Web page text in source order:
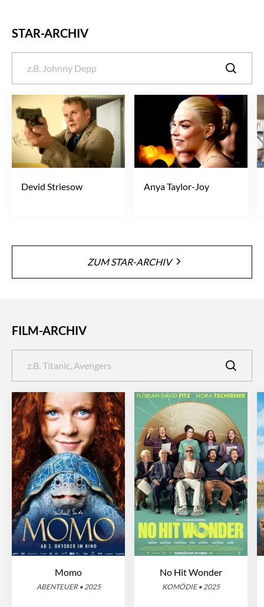
STAR-ARCHIV
Devid Striesow Anya Taylor-Joy
ZUM STAR-ARCHIV
FILM-ARCHIV
Momo
ABENTEUER • 2025
No Hit Wonder
KOMÖDIE • 2025